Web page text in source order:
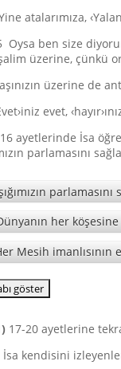
atalarımıza,
Oysa ben size
üzerine, çünkü
üzerine de
evet,
ayetlerinde İsa
parlamasını
her
Mesih
17-20 ayetlerine
İsa kendisini